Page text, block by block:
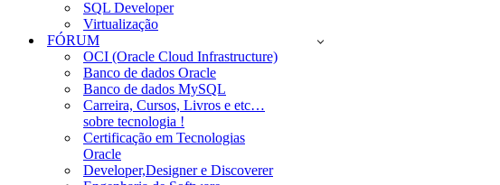
SQL Developer
Virtualização
FÓRUM
OCI (Oracle Cloud Infrastructure)
Banco de dados Oracle
Banco de dados MySQL
Carreira, Cursos, Livros e etc…
sobre tecnologia !
Certificação em Tecnologias
Oracle
Developer,Designer e Discoverer